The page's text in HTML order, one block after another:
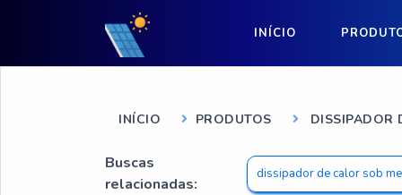
INÍCIO
INÍCIO PRODUTOS DISSIPADOR
Buscas
relacionadas:
dissipador de calor sob